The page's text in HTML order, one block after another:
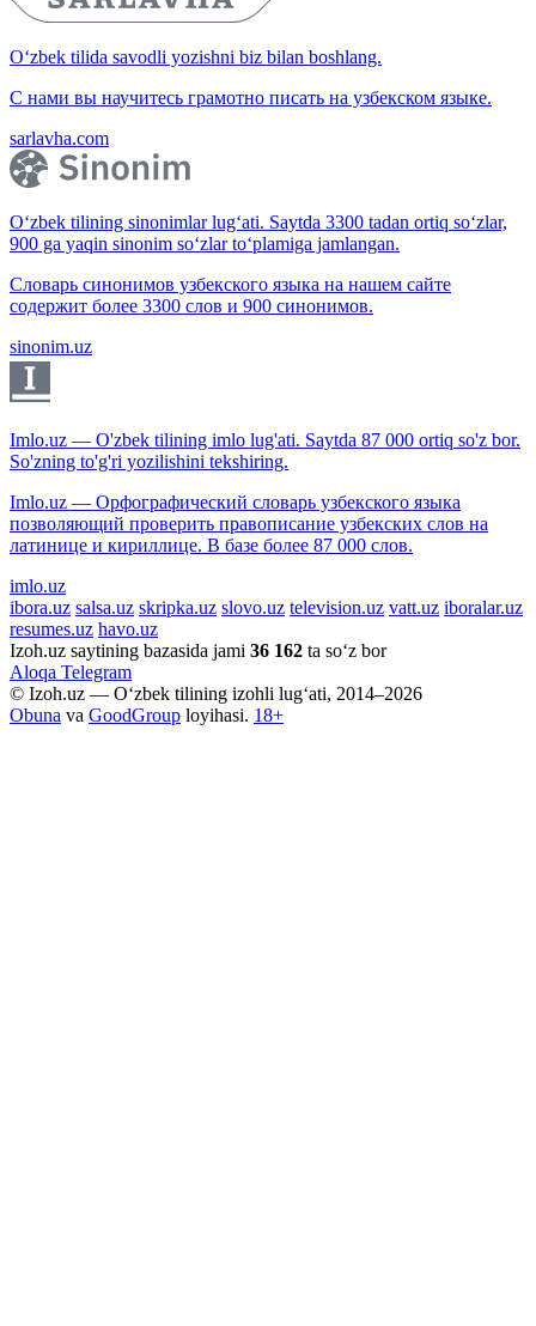
O‘zbek tilida savodli yozishni biz bilan boshlang.
С нами вы научитесь грамотно писать на узбекском языке.
sarlavha.com
O‘zbek tilining sinonimlar lug‘ati. Saytda 3300 tadan ortiq so‘zlar,
900 ga yaqin sinonim so‘zlar to‘plamiga jamlangan.
Словарь синонимов узбекского языка на нашем сайте
содержит более 3300 слов и 900 синонимов.
sinonim.uz
Imlo.uz — O'zbek tilining imlo lug'ati. Saytda 87 000 ortiq so'z bor.
So'zning to'g'ri yozilishini tekshiring.
Imlo.uz — Орфографический словарь узбекского языка
позволяющий проверить правописание узбекских слов на
латинице и кириллице. В базе более 87 000 слов.
imlo.uz
ibora.uz salsa.uz skripka.uz slovo.uz television.uz vatt.uz iboralar.uz
resumes.uz havo.uz
Izoh.uz saytining bazasida jami 36 162 ta so‘z bor
Aloqa Telegram
© Izoh.uz — O‘zbek tilining izohli lug‘ati, 2014–2026
Obuna va GoodGroup loyihasi. 18+